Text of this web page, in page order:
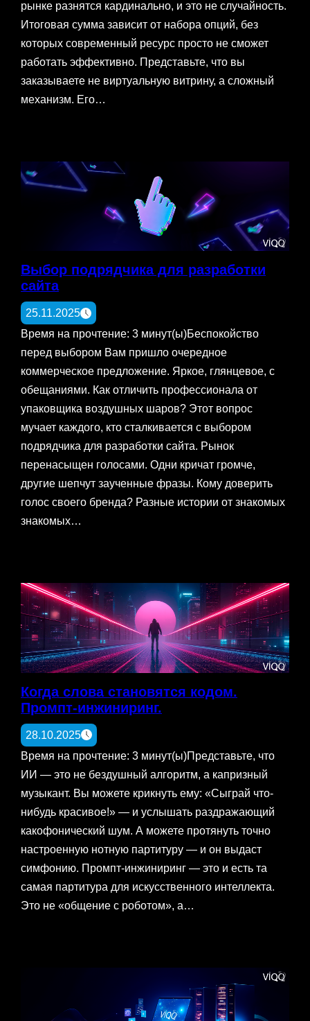
рынке разнятся кардинально, и это не случайность.
Итоговая сумма зависит от набора опций, без
которых современный ресурс просто не сможет
работать эффективно. Представьте, что вы
заказываете не виртуальную витрину, а сложный
механизм. Его…
Выбор подрядчика для разработки
сайта
25.11.2025
Время на прочтение: 3 минут(ы)Беспокойство
перед выбором Вам пришло очередное
коммерческое предложение. Яркое, глянцевое, с
обещаниями. Как отличить профессионала от
упаковщика воздушных шаров? Этот вопрос
мучает каждого, кто сталкивается с выбором
подрядчика для разработки сайта. Рынок
перенасыщен голосами. Одни кричат громче,
другие шепчут заученные фразы. Кому доверить
голос своего бренда? Разные истории от знакомых
знакомых…
Когда слова становятся кодом.
Промпт-инжиниринг.
28.10.2025
Время на прочтение: 3 минут(ы)Представьте, что
ИИ — это не бездушный алгоритм, а капризный
музыкант. Вы можете крикнуть ему: «Сыграй что-
нибудь красивое!» — и услышать раздражающий
какофонический шум. А можете протянуть точно
настроенную нотную партитуру — и он выдаст
симфонию. Промпт-инжиниринг — это и есть та
самая партитура для искусственного интеллекта.
Это не «общение с роботом», а…